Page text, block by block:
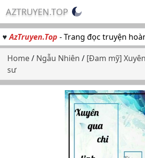
AZTRUYEN.TOP
♥AzTruyen.Top - Trang đọc truyện
Home/ Ngẫu Nhiên / [Đam mỹ]
sư